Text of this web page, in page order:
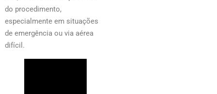
do procedimento,
especialmente em situações
de emergência ou via aérea
difícil.